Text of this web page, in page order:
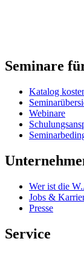
Seminare
Katalog
Webinare
Wer ist die
Jobs &
Presse
Service